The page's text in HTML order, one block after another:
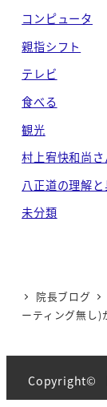
コンピュータ
親指シフト
テレビ
食べる
観光
村上宥快和尚さ
八正道の理解と
未分類
院長ブログ
ーティング無し)
Copyright©